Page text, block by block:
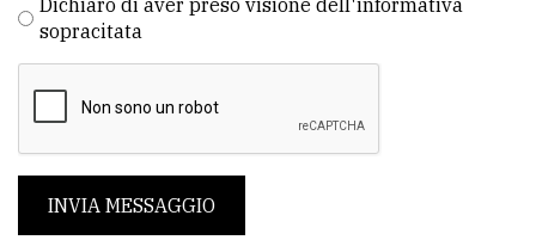
Dichiaro di aver preso visione dell'informativa
sopracitata
INVIA MESSAGGIO